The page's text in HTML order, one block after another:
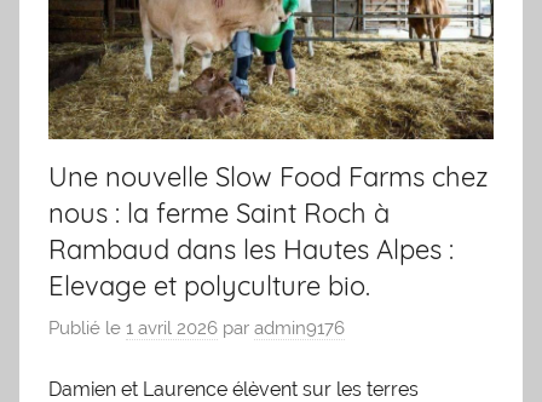
Une nouvelle Slow Food Farms chez
nous : la ferme Saint Roch à
Rambaud dans les Hautes Alpes :
Elevage et polyculture bio.
Publié le 1 avril 2026 par admin9176
Damien et Laurence élèvent sur les terres